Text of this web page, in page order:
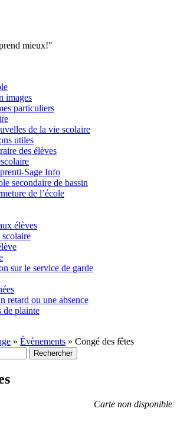
mieux!"
images
particuliers
de la vie scolaire
utiles
des élèves
Sage Info
secondaire de bassin
de l’école
élèves
scolaire
sur le service de garde
retard ou une absence
de plainte
» Évènements » Congé des fêtes
Carte non disponible